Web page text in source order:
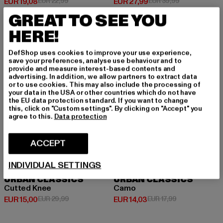
NIEUW -50%
URBAN CLASSICS
Cutted Knee
EUR 15,00
Huidige prijs: EUR 15,00
EUR 29,99Actieprijs: EUR 29,99
URBAN CLASSICS
Camo
EUR 14,03
Huidige prijs: EUR 14,03
EUR 17,99Actieprijs: EUR
GREAT TO SEE YOU
HERE!
DefShop uses cookies to improve your use experience,
save your preferences, analyse use behaviour and to
provide and measure interest-based contents and
advertising. In addition, we allow partners to extract data
or to use cookies. This may also include the processing of
your data in the USA or other countries which do not have
the EU data protection standard. If you want to change
this, click on "Custom settings". By clicking on "Accept" you
agree to this. Data protection
ACCEPT
INDIVIDUAL SETTINGS